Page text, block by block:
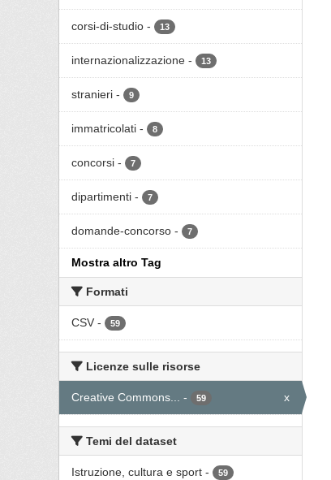
corsi-di-studio - 13
internazionalizzazione - 13
stranieri - 9
immatricolati - 8
concorsi - 7
dipartimenti - 7
domande-concorso - 7
Mostra altro Tag
Formati
CSV - 59
Licenze sulle risorse
Creative Commons... - 59 x
Temi del dataset
Istruzione, cultura e sport - 59